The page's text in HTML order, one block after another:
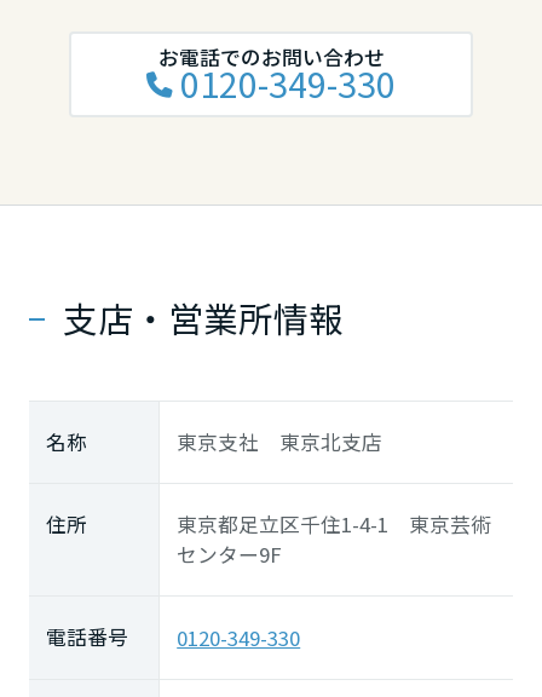
お電話でのお問い合わせ
0120-349-330
支店・営業所情報
名称 東京支社 東京北支店
住所
東京都足立区千住1-4-1 東京芸術
センター9F
電話番号 0120-349-330
中国・四国エリア
鳥取県
島根県
岡山県
広島県